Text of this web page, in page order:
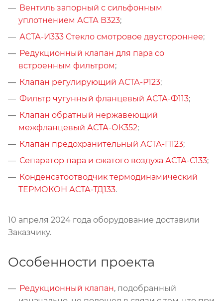
Вентиль запорный с сильфонным
уплотнением АСТА В323;
АСТА-И333 Стекло смотровое двустороннее;
Редукционный клапан для пара со
встроенным фильтром;
Клапан регулирующий АСТА-Р123;
Фильтр чугунный фланцевый АСТА-Ф113;
Клапан обратный нержавеющий
межфланцевый АСТА-ОК352;
Клапан предохранительный АСТА-П123;
Сепаратор пара и сжатого воздуха АСТА-С133;
Конденсатоотводчик термодинамический
ТЕРМОКОН АСТА-ТД133.
10 апреля 2024 года оборудование доставили
Заказчику.
Особенности проекта
Редукционный клапан, подобранный